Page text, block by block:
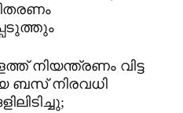
നിയന്ത്രണം വിട്ട
ബസ് നിരവധി